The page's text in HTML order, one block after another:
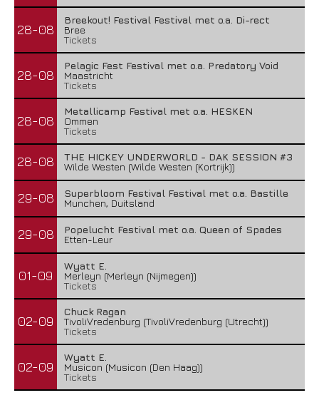
28-08
Breekout! Festival Festival met o.a. Di-rect
Bree
Tickets
28-08
Pelagic Fest Festival met o.a. Predatory Void
Maastricht
Tickets
28-08
Metallicamp Festival met o.a. HESKEN
Ommen
Tickets
28-08
THE HICKEY UNDERWORLD - DAK SESSION #3
Wilde Westen (Wilde Westen (Kortrijk))
29-08
Superbloom Festival Festival met o.a. Bastille
Munchen, Duitsland
29-08
Popelucht Festival met o.a. Queen of Spades
Etten-Leur
01-09
Wyatt E.
Merleyn (Merleyn (Nijmegen))
Tickets
02-09
Chuck Ragan
TivoliVredenburg (TivoliVredenburg (Utrecht))
Tickets
02-09
Wyatt E.
Musicon (Musicon (Den Haag))
Tickets